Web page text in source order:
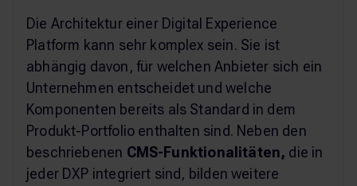
Die Architektur einer Digital Experience
Platform kann sehr komplex sein. Sie ist
abhängig davon, für welchen Anbieter sich ein
Unternehmen entscheidet und welche
Komponenten bereits als Standard in dem
Produkt-Portfolio enthalten sind. Neben den
beschriebenen CMS-Funktionalitäten, die in
jeder DXP integriert sind, bilden weitere